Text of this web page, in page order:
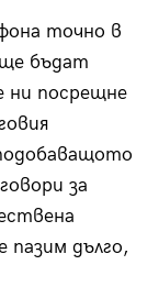
точно в
бъдат
ни посрещне
за
пазим дълго,